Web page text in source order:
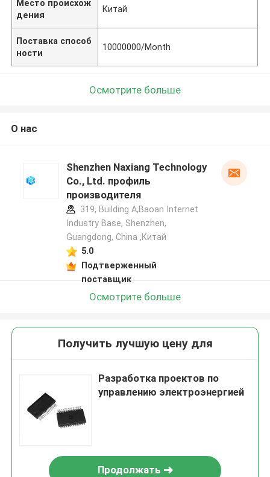
Место происхож
дения
Китай
Поставка способ
ности
10000000/Month
Осмотрите больше
О нас
Shenzhen Naxiang Technology
Co., Ltd. профиль
производителя
319, Building A,Baoan Internet
Industry Base, Shenzhen,
Guangdong, China ,Китай
5.0
Подтверженный
поставщик
Осмотрите больше
Получить лучшую цену для
Разработка проектов по
управлению электроэнергией
Продолжать